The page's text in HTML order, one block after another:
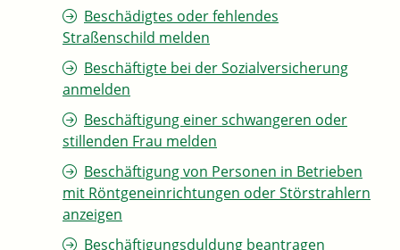
Beschädigtes oder fehlendes
Straßenschild melden
Beschäftigte bei der Sozialversicherung
anmelden
Beschäftigung einer schwangeren oder
stillenden Frau melden
Beschäftigung von Personen in Betrieben
mit Röntgeneinrichtungen oder Störstrahlern
anzeigen
Beschäftigungsduldung beantragen